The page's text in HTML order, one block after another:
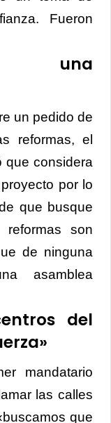
Fueron
una
un pedido de
reformas, el
que considera
por lo
que busque
reformas son
de ninguna
asamblea
del
mandatario
las calles
que